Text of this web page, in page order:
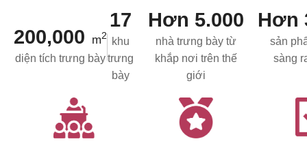
200,000 m2
diện tích trưng bày
17
khu
trưng
bày
Hơn 5.000
nhà trưng bày từ
khắp nơi trên thế
giới
Hơn
sản
sàng